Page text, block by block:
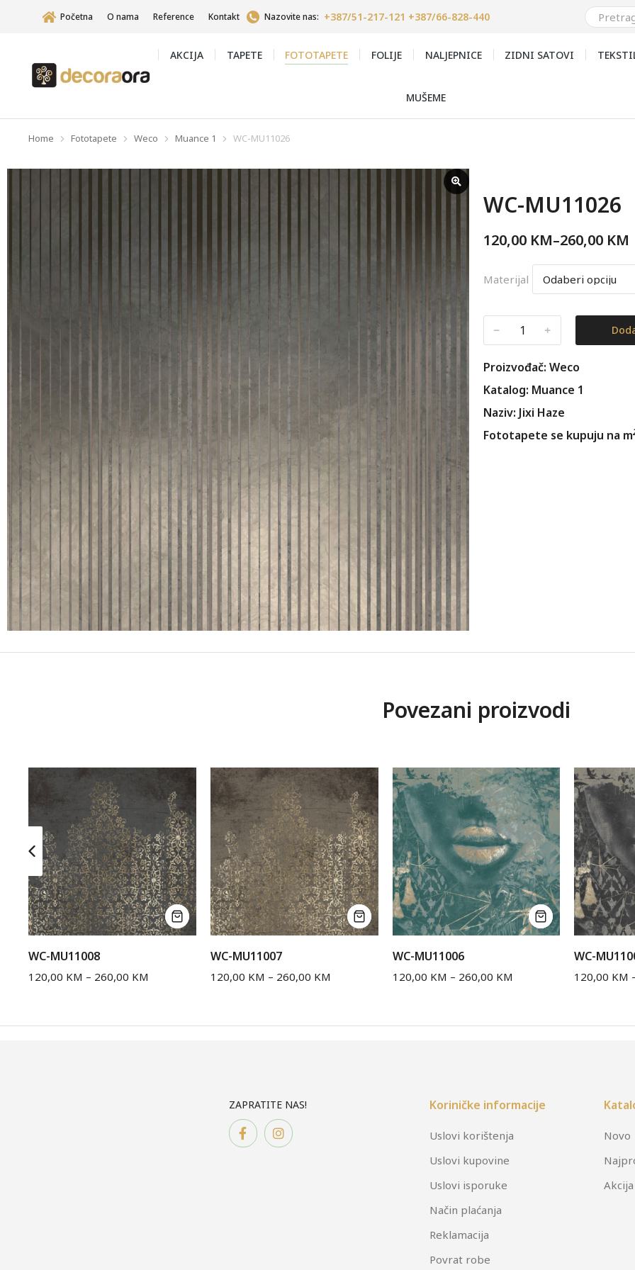
Početna O nama Reference Kontakt Nazovite nas: +387/51-217-121 +387/66-828-440
AKCIJA TAPETE FOTOTAPETE FOLIJE NALJEPNICE ZIDNI SATOVI
MUŠEME
You are here:
Home Fototapete Weco Muance 1 WC-MU11026
WC-MU11026
120,00 KM–260,00 KM
Materijal
﹣ ﹢
Proizvođač: Weco
Katalog: Muance 1
Naziv: Jixi Haze
Fototapete se kupuju na m
Povezani proizvodi
WC-MU11008
120,00 KM – 260,00 KM
WC-MU11007
120,00 KM – 260,00 KM
WC-MU11006
120,00 KM – 260,00 KM
WC-
120,00 KM
ZAPRATITE NAS! Koriničke informacije
Uslovi korištenja
Uslovi kupovine
Uslovi isporuke
Način plaćanja
Reklamacija
Povrat robe
Novo
Akcija